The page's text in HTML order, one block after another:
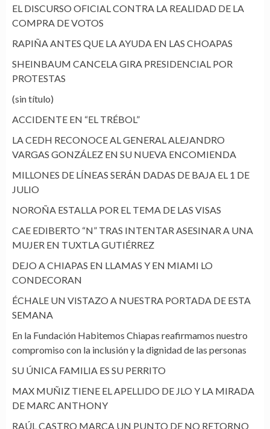
EL DISCURSO OFICIAL CONTRA LA REALIDAD DE LA
COMPRA DE VOTOS
RAPIÑA ANTES QUE LA AYUDA EN LAS CHOAPAS
SHEINBAUM CANCELA GIRA PRESIDENCIAL POR
PROTESTAS
(sin título)
ACCIDENTE EN “EL TRÉBOL”
LA CEDH RECONOCE AL GENERAL ALEJANDRO
VARGAS GONZÁLEZ EN SU NUEVA ENCOMIENDA
MILLONES DE LÍNEAS SERÁN DADAS DE BAJA EL 1 DE
JULIO
NOROÑA ESTALLA POR EL TEMA DE LAS VISAS
CAE EDIBERTO “N” TRAS INTENTAR ASESINAR A UNA
MUJER EN TUXTLA GUTIÉRREZ
DEJO A CHIAPAS EN LLAMAS Y EN MIAMI LO
CONDECORAN
ÉCHALE UN VISTAZO A NUESTRA PORTADA DE ESTA
SEMANA
En la Fundación Habitemos Chiapas reafirmamos nuestro
compromiso con la inclusión y la dignidad de las personas
SU ÚNICA FAMILIA ES SU PERRITO
MAX MUÑIZ TIENE EL APELLIDO DE JLO Y LA MIRADA
DE MARC ANTHONY
RAÚL CASTRO MARCA UN PUNTO DE NO RETORNO